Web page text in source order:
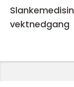
vektnedgang